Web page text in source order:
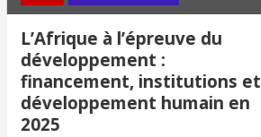
L’Afrique à l’épreuve du
développement :
financement, institutions et
développement humain en
2025